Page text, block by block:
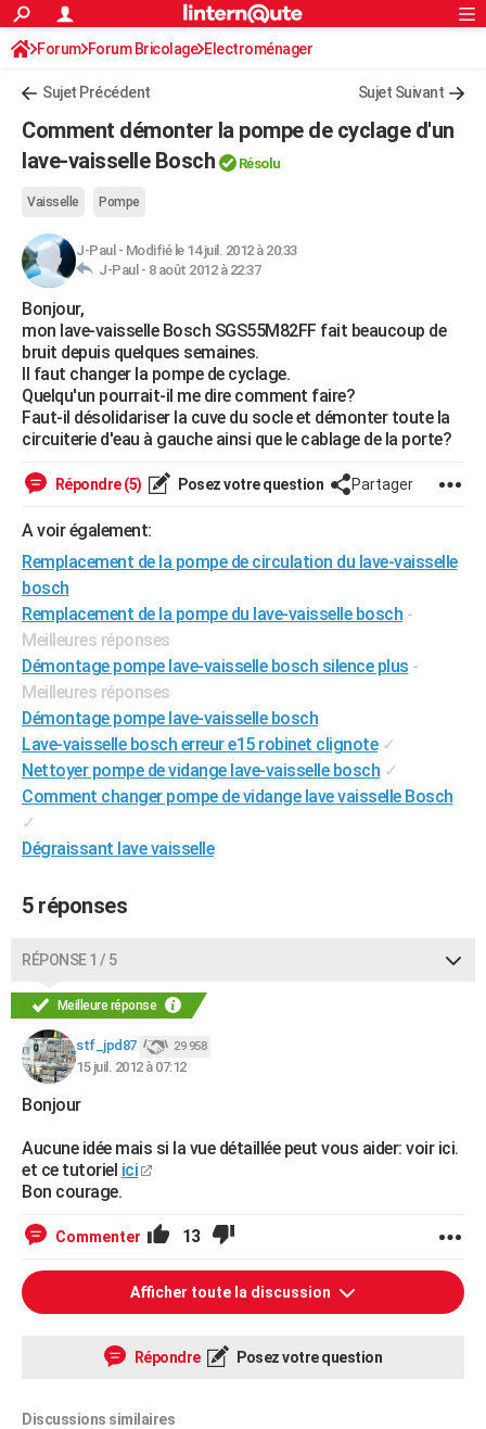
ACTUALITÉS
Politique
Société
Faits Divers
Education
Monde
Villes
+
Programme TV
TNTStreaming
Cinéma
Sorties cinéma
Musique
+FINANCE
Retraite
Impôts
Epargne
Immobilier
Risques naturels par ville
Banque
Assurance
Crédit
AUTO
Essais
Réserver un essai
Citadines
Berlines
SUV
Forum auto
HIGH-TECH
Mobiles
Meilleur smartphone
Internet
Ordinateurs
Jeux vidéo
Guide high-tech
BRICOLAGE
Forum
Aménagement intérieur
Extérieur
Cuisine
Salle de bains
Jardinage
Rangement
WEEK-END
Guides de France
Escapades
Patrimoine
Expositions
Musées
Week-end nature
LIFESTYLE
Art de vivre
Bien-être
Loisirs
Mode
Modes de vie
SANTE
VOYAGE
GUIDES D'ACHAT
BONS PLANS
CARTE DE VOEUX
Carte de Noël
Carte Bonne année
Carte Saint-Valentin
Carte Pâques
Carte d'anniversaire
DICTIONNAIRE
Dictionnaire
Biographies
Citations
Expressions
Proverbes
PROGRAMME TV
COPAINS D'AVANT
S'inscrire
Se connecter
Lycées
Collèges
Primaires
Universités
Entreprises
Service militaire
Avis de recherche
AVIS DE DÉCÈS
Bricolage
Lifestyle
Culture
Sport
Auto
Television
Voyage
Cinema
S'inscrire
Connexion
Forum Forum Bricolage Electroménager
Sujet Précédent Sujet Suivant
Comment démonter la pompe de cyclage d'un
lave-vaisselle Bosch
Résolu
Vaisselle Pompe
J-Paul - Modifié le 14 juil. 2012 à 20:33
J-Paul - 8 août 2012 à 22:37
Bonjour,
mon lave-vaisselle Bosch SGS55M82FF fait beaucoup de
bruit depuis quelques semaines.
Il faut changer la pompe de cyclage.
Quelqu'un pourrait-il me dire comment faire?
Faut-il désolidariser la cuve du socle et démonter toute la
circuiterie d'eau à gauche ainsi que le cablage de la porte?
Répondre (5) Posez votre question Partager
A voir également:
Remplacement de la pompe de circulation du lave-vaisselle
bosch
Remplacement de la pompe du lave-vaisselle bosch -
Meilleures réponses
Démontage pompe lave-vaisselle bosch silence plus -
Meilleures réponses
Démontage pompe lave-vaisselle bosch
Lave-vaisselle bosch erreur e15 robinet clignote ✓
Nettoyer pompe de vidange lave-vaisselle bosch ✓
Comment changer pompe de vidange lave vaisselle Bosch
✓
Dégraissant lave vaisselle
5 réponses
RÉPONSE 1 / 5
Meilleure réponse
stf_jpd87 29 958
15 juil. 2012 à 07:12
Bonjour
Aucune idée mais si la vue détaillée peut vous aider: voir ici.
et ce tutoriel ici
Bon courage.
Commenter 13
Afficher toute la discussion
Répondre Posez votre question
Discussions similaires